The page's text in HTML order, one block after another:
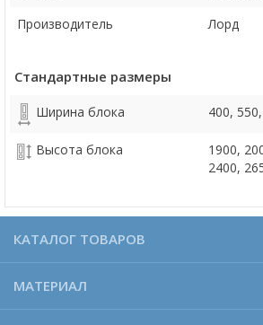
Производитель
Лорд
Стандартные размеры
Ширина блока 400,
Высота блока
1900,
2400,
КАТАЛОГ ТОВАРОВ
МАТЕРИАЛ